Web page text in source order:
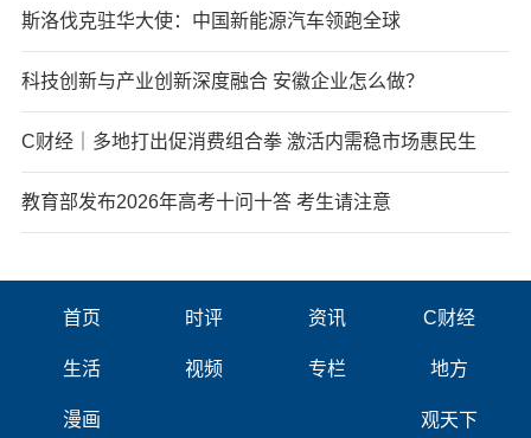
斯洛伐克驻华大使：中国新能源汽车领跑全球
科技创新与产业创新深度融合 安徽企业怎么做？
C财经｜多地打出促消费组合拳 激活内需稳市场惠民生
教育部发布2026年高考十问十答 考生请注意
首页 时评 资讯 C财经
生活 视频 专栏 地方
漫画 观天下